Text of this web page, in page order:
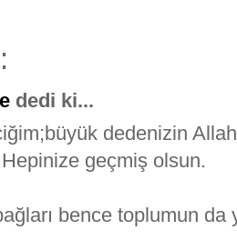
dedi ki...
dedenizin
geçmiş olsun.
bence toplumun da